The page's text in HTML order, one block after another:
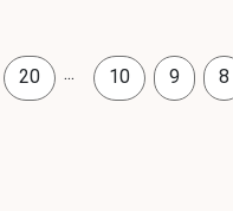
8
9
10
...
20